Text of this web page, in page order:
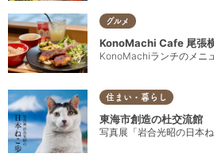
グルメ
KonoMachi Cafe 尾張
KonoMachiランチのメニ
住まい・暮らし
東海市創造の杜交流館
写真展「岩合光昭の日本